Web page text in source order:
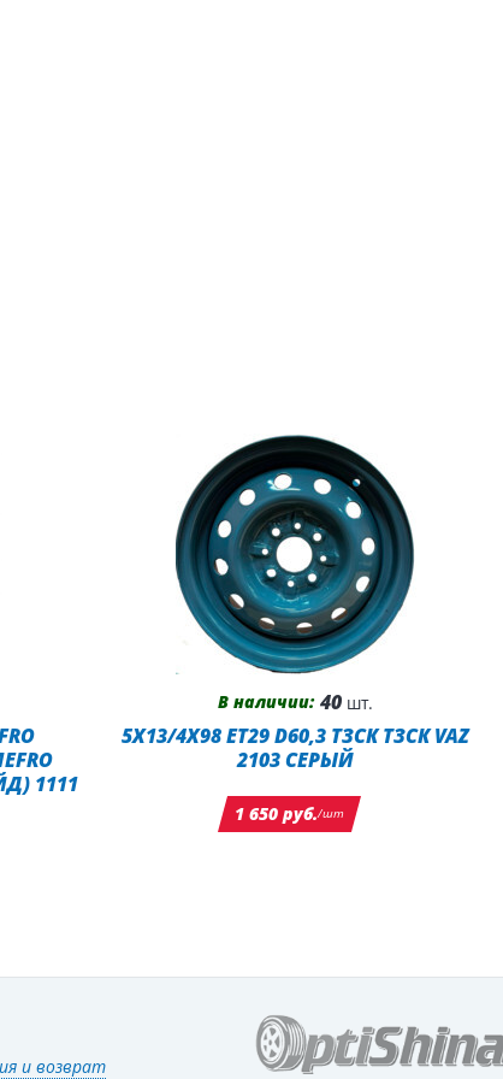
1111
В наличии: 40 шт.
5X13/4X98 ET29 D60,3 ТЗСК ТЗСК VAZ
2103 СЕРЫЙ
1 650 руб./шт
и возврат